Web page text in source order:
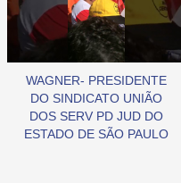
WAGNER- PRESIDENTE
DO SINDICATO UNIÃO
DOS SERV PD JUD DO
ESTADO DE SÃO PAULO